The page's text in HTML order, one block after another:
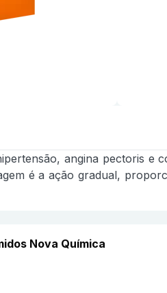
angina pectoris
é a ação gradual,
Nova Química